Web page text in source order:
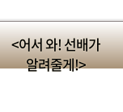
<어서 와! 선배가
알려줄게!>